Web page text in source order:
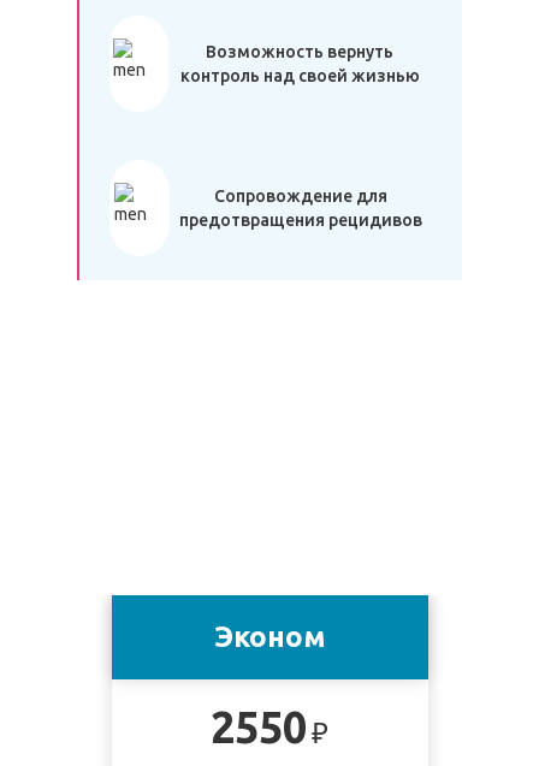
Возможность вернуть
контроль над своей жизнью
Сопровождение для
предотвращения рецидивов
Эконом
2550₽